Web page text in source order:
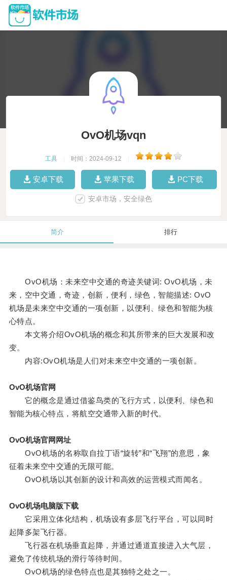
OvO机场vqn
工具 时间：2024-09-12
安卓下载 苹果下载 PC下载
安卓市场，安全绿色
简介 排行
OvO机场：未来空中交通的奇迹关键词: OvO机场，未
来，空中交通，奇迹，创新，便利，绿色，智能描述: OvO
机场是未来空中交通的一项创新，以便利、绿色和智能为核
心特点。
本文将介绍OvO机场的概念和其所带来的巨大发展和改
变。
内容:OvO机场是人们对未来空中交通的一项创新。
OvO机场官网
它的概念是通过借鉴鸟类的飞行方式，以便利、绿色和
智能为核心特点，将航空交通带入新的时代。
OvO机场官网网址
OvO机场的名称取自拉丁语“旋转”和“飞翔”的意思，象
征着未来空中交通的无限可能。
OvO机场以其创新的设计和高效的运营模式而闻名。
OvO机场电脑版下载
它采用立体化结构，机场设有多层飞行平台，可以同时
起降多架飞行器。
飞行器在机场垂直起降，并通过通道直接进入大气层，
避免了传统机场的滑行等待时间。
OvO机场的绿色特点也是其独特之处之一。